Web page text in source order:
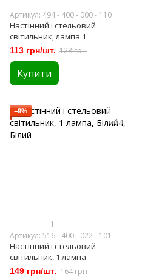
Артикул: 494 - 400 - 000 - 110
Настінний і стельовий
світильник, лампа 1
113 грн/шт. 128 грн
Купити
−9%
1
Артикул: 516 - 400 - 022 - 101
Настінний і стельовий
світильник, 1 лампа
149 грн/шт. 164 грн